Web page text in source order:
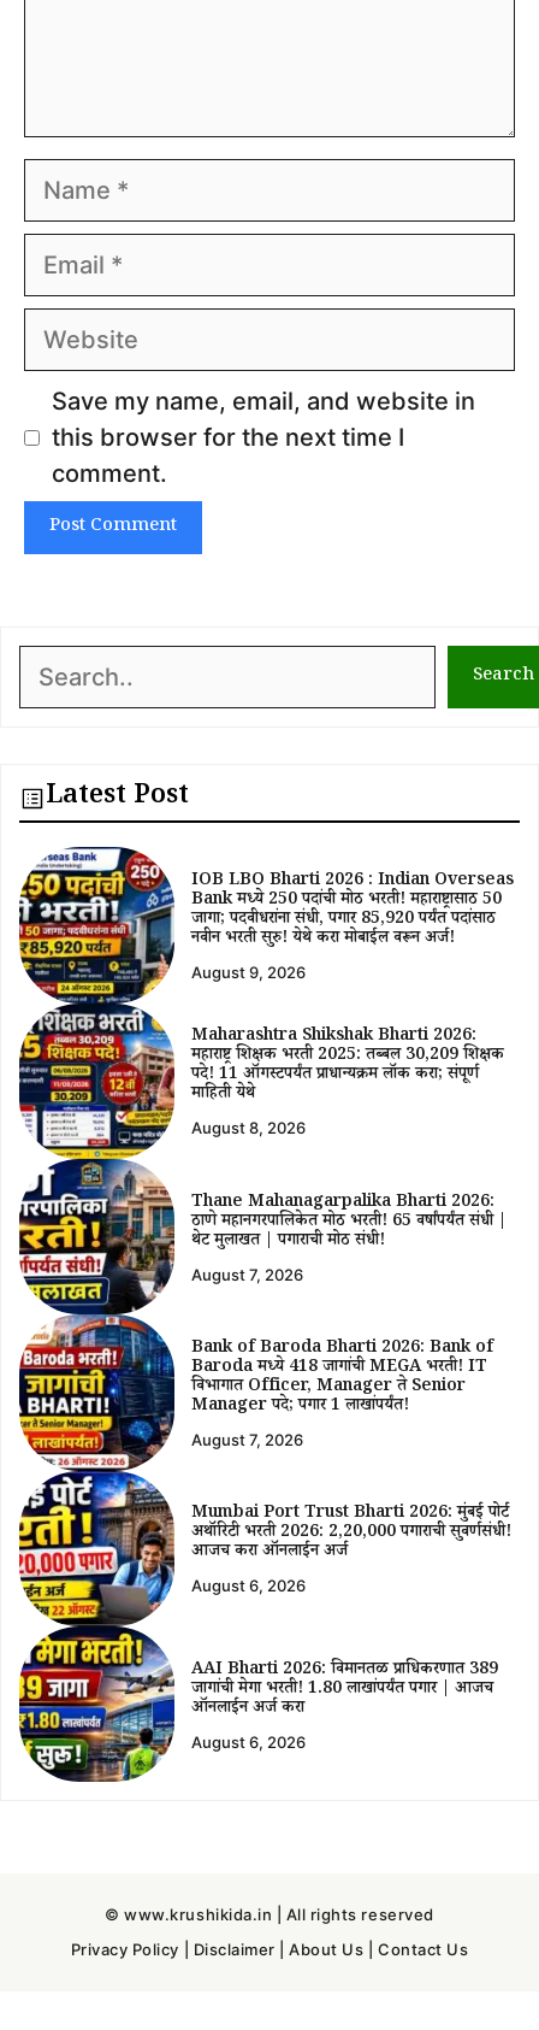
Name
Email
Website
Save my name, email, and website in
this browser for the next time I
comment.
Search Search
Latest Post
IOB LBO Bharti 2026 : Indian Overseas
Bank मध्ये 250 पदांची मोठी भरती! महाराष्ट्रासाठी 50
जागा; पदवीधरांना संधी, पगार ₹85,920 पर्यंत पदांसाठी
नवीन भरती सुरु! येथे करा मोबाईल वरून अर्ज!
August 9, 2026
Maharashtra Shikshak Bharti 2026:
महाराष्ट्र शिक्षक भरती 2025: तब्बल 30,209 शिक्षक
पदे! 11 ऑगस्टपर्यंत प्राधान्यक्रम लॉक करा; संपूर्ण
माहिती येथे
August 8, 2026
Thane Mahanagarpalika Bharti 2026:
ठाणे महानगरपालिकेत मोठी भरती! 65 वर्षांपर्यंत संधी |
थेट मुलाखत | पगाराची मोठी संधी!
August 7, 2026
Bank of Baroda Bharti 2026: Bank of
Baroda मध्ये 418 जागांची MEGA भरती! IT
विभागात Officer, Manager ते Senior
Manager पदे; पगार ₹1 लाखांपर्यंत!
August 7, 2026
Mumbai Port Trust Bharti 2026: मुंबई पोर्ट
अथॉरिटी भरती 2026: ₹2,20,000 पगाराची सुवर्णसंधी!
आजच करा ऑनलाईन अर्ज
August 6, 2026
AAI Bharti 2026: विमानतळ प्राधिकरणात 389
जागांची मेगा भरती! ₹1.80 लाखांपर्यंत पगार | आजच
ऑनलाईन अर्ज करा
August 6, 2026
© www.krushikida.in | All rights reserved
Privacy Policy
Disclaimer |About Us |Contact Us